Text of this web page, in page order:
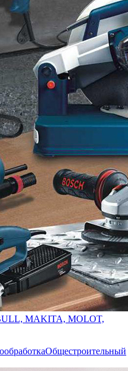
MAKITA, MOLOT,
Общестроительный